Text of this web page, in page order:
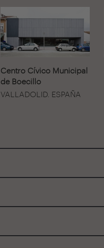
Centro Cívico Municipal
de Boecillo
VALLADOLID. ESPAÑA